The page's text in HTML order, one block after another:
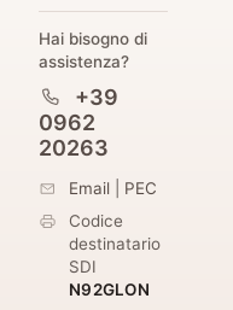
Hai bisogno di
assistenza?
+39
0962
20263
Email
PEC
Codice
destinatario
SDI
N92GLON